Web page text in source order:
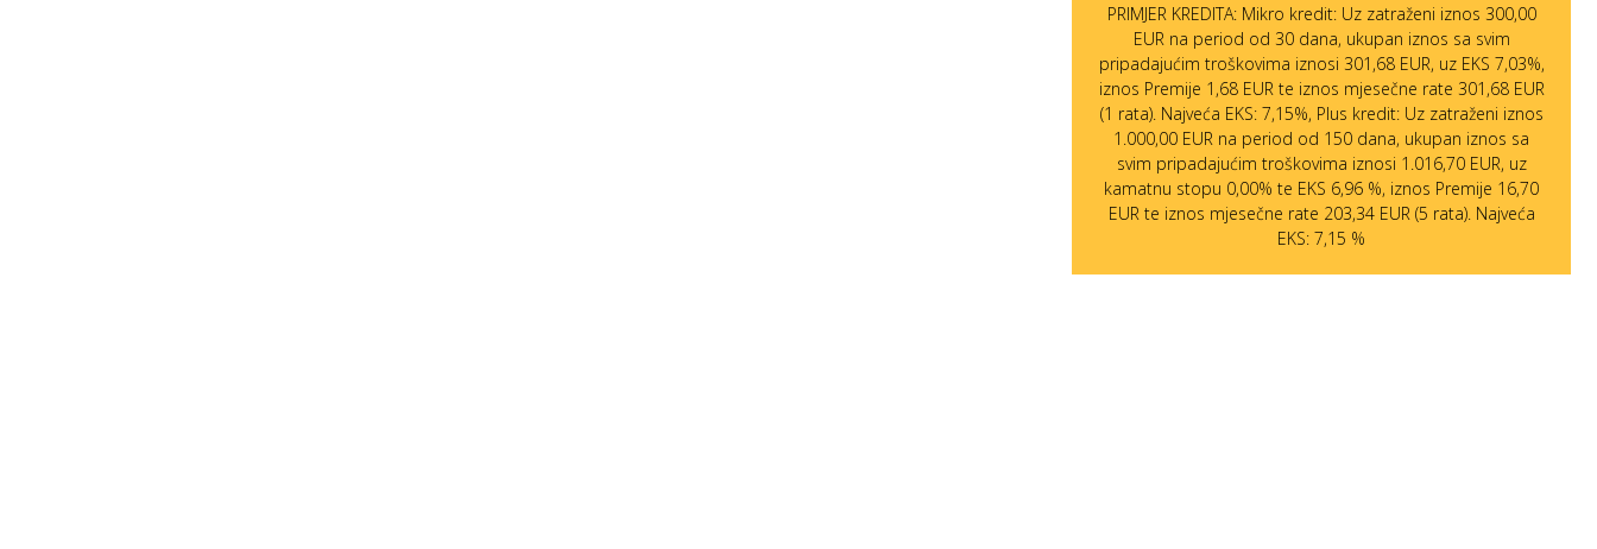
PRIMJER KREDITA: Mikro kredit: Uz zatraženi iznos 300,00
EUR na period od 30 dana, ukupan iznos sa svim
pripadajućim troškovima iznosi 301,68 EUR, uz EKS 7,03%,
iznos Premije 1,68 EUR te iznos mjesečne rate 301,68 EUR
(1 rata). Najveća EKS: 7,15%, Plus kredit: Uz zatraženi iznos
1.000,00 EUR na period od 150 dana, ukupan iznos sa
svim pripadajućim troškovima iznosi 1.016,70 EUR, uz
kamatnu stopu 0,00% te EKS 6,96 %, iznos Premije 16,70
EUR te iznos mjesečne rate 203,34 EUR (5 rata). Najveća
EKS: 7,15 %